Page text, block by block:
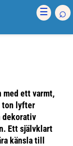
☰ ⌕
med ett varmt,
ton lyfter
dekorativ
Ett självklart
känsla till